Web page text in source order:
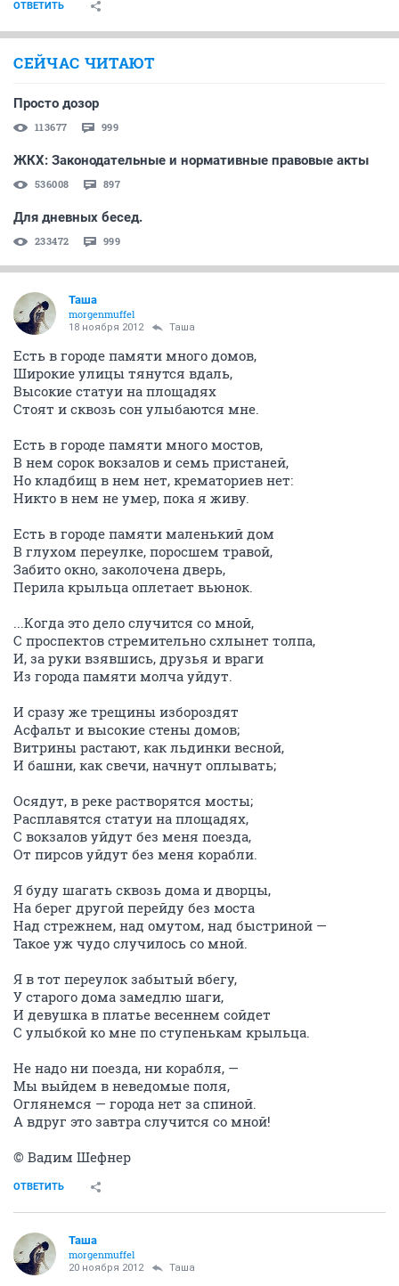
ОТВЕТИТЬ
СЕЙЧАС ЧИТАЮТ
Просто дозор
113677 999
ЖКХ: Законодательные и нормативные правовые акты
536008 897
Для дневных бесед.
233472 999
Таша
morgenmuffel
18 ноября 2012 Таша
Есть в городе памяти много домов,
Широкие улицы тянутся вдаль,
Высокие статуи на площадях
Стоят и сквозь сон улыбаются мне.
Есть в городе памяти много мостов,
В нем сорок вокзалов и семь пристаней,
Но кладбищ в нем нет, крематориев нет:
Никто в нем не умер, пока я живу.
Есть в городе памяти маленький дом
В глухом переулке, поросшем травой,
Забито окно, заколочена дверь,
Перила крыльца оплетает вьюнок.
...Когда это дело случится со мной,
С проспектов стремительно схлынет толпа,
И, за руки взявшись, друзья и враги
Из города памяти молча уйдут.
И сразу же трещины избороздят
Асфальт и высокие стены домов;
Витрины растают, как льдинки весной,
И башни, как свечи, начнут оплывать;
Осядут, в реке растворятся мосты;
Расплавятся статуи на площадях,
С вокзалов уйдут без меня поезда,
От пирсов уйдут без меня корабли.
Я буду шагать сквозь дома и дворцы,
На берег другой перейду без моста
Над стрежнем, над омутом, над быстриной —
Такое уж чудо случилось со мной.
Я в тот переулок забытый вбегу,
У старого дома замедлю шаги,
И девушка в платье весеннем сойдет
С улыбкой ко мне по ступенькам крыльца.
Не надо ни поезда, ни корабля, —
Мы выйдем в неведомые поля,
Оглянемся — города нет за спиной.
А вдруг это завтра случится со мной!
© Вадим Шефнер
ОТВЕТИТЬ
Таша
morgenmuffel
20 ноября 2012 Таша